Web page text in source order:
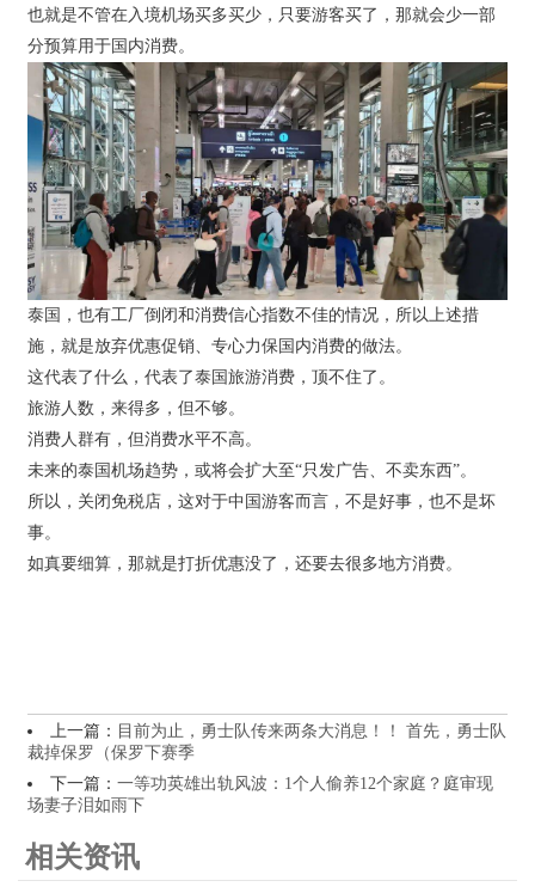
也就是不管在入境机场买多买少，只要游客买了，那就会少一部
分预算用于国内消费。
泰国，也有工厂倒闭和消费信心指数不佳的情况，所以上述措
施，就是放弃优惠促销、专心力保国内消费的做法。
这代表了什么，代表了泰国旅游消费，顶不住了。
旅游人数，来得多，但不够。
消费人群有，但消费水平不高。
未来的泰国机场趋势，或将会扩大至“只发广告、不卖东西”。
所以，关闭免税店，这对于中国游客而言，不是好事，也不是坏
事。
如真要细算，那就是打折优惠没了，还要去很多地方消费。
上一篇： 目前为止，勇士队传来两条大消息！！ 首先，勇士队
裁掉保罗（保罗下赛季
下一篇： 一等功英雄出轨风波：1个人偷养12个家庭？庭审现
场妻子泪如雨下
相关资讯